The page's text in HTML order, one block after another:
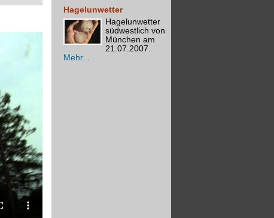
Hagelunwetter
Hagelunwetter
südwestlich von
München am
21.07.2007.
Mehr...